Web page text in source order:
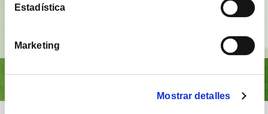
Estadística
Marketing
Mostrar detalles